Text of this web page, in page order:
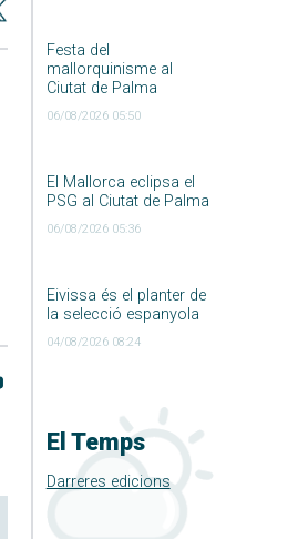
Festa del
mallorquinisme al
Ciutat de Palma
06/08/2026 05:50
El Mallorca eclipsa el
PSG al Ciutat de Palma
06/08/2026 05:36
Eivissa és el planter de
la selecció espanyola
04/08/2026 08:24
El Temps
Darreres edicions